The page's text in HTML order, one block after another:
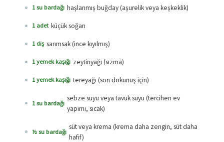
1 su bardağı haşlanmış buğday (aşurelik veya keşkeklik)
1 adet küçük soğan
1 diş sarımsak (ince kıyılmış)
1 yemek kaşığı zeytinyağı (sızma)
1 yemek kaşığı tereyağı (son dokunuş için)
1 su bardağı
sebze suyu veya tavuk suyu (tercihen ev
yapımı, sıcak)
½ su bardağı
süt veya krema (krema daha zengin, süt daha
hafif)